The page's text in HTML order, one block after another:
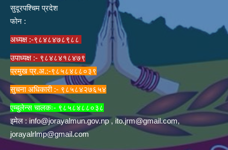
सुदूरपश्चिम प्रदेश
फोन :
अध्यक्ष :-९८४८४७८९८८
उपाध्यक्ष :- ९८४८४१८४७९
प्रमुख प्र.अ.:-९८५८४८८०३९
सुचना अधिकारी :- ९८५८४२७६५४
एम्बुलेन्स चालकः- ९८५८४८८०३८
इमेल : info@jorayalmun.gov.np, ito.jrm@gmail.com,
jorayalrlmp@gmail.com